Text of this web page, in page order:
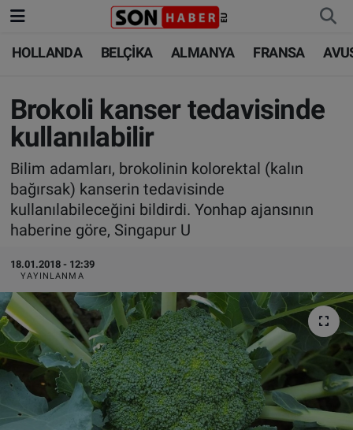
HOLLANDA BELÇİKA ALMANYA FRANSA
Brokoli kanser tedavisinde
kullanılabilir
Bilim adamları, brokolinin kolorektal (kalın
bağırsak) kanserin tedavisinde
kullanılabileceğini bildirdi. Yonhap ajansının
haberine göre, Singapur U
18.01.2018 - 12:39
YAYINLANMA
HOLLANDA
BELÇİKA
ALMANYA
FRANSA
AVUSTURYA
SAĞLIK - YAŞAM
BİLİM-TEKNOLOJİ
HOLLANDA
BELÇİKA
ALMANYA
TÜRKİYE
DÜNYA
BİLİM-TEKNOLOJİ
SAĞLIK
FOTO GALERİ
VIDEO GALERİ
ALGEMENE VOORWAARDEN
Nöbetçi Eczaneler
Hava Durumu
Trafik Durumu
Süper Lig Puan Durumu ve Fikstür
Tüm Manşetler
Son Dakika Haberleri
Haber Arşivi